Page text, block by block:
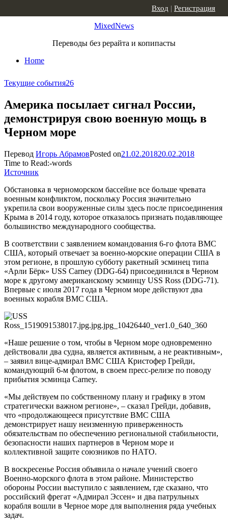
MixedNews
Переводы без рерайта и копипасты
Home
Вход | Регистрация
Текущие события26
Америка посылает сигнал России,
демонстрируя свою военную мощь в
Черном море
Перевод Игорь АбрамовPosted on21.02.201820.02.2018
Time to Read:-words
Источник
Обстановка в черноморском бассейне все больше чревата
военным конфликтом, поскольку Россия значительно
укрепила свои вооруженные силы здесь после присоединения
Крыма в 2014 году, которое отказалось признать подавляющее
большинство международного сообщества.
В соответствии с заявлением командования 6-го флота ВМС
США, который отвечает за военно-морские операции США в
этом регионе, в прошлую субботу ракетный эсминец типа
«Арли Бёрк» USS Carney (DDG-64) присоединился в Черном
море к другому американскому эсминцу USS Ross (DDG-71).
Впервые с июля 2017 года в Черном море действуют два
военных корабля ВМС США.
«Наше решение о том, чтобы в Черном море одновременно
действовали два судна, является активным, а не реактивным»,
– заявил вице-адмирал ВМС США Кристофер Грейди,
командующий 6-м флотом, в своем пресс-релизе по поводу
прибытия эсминца Carney.
«Мы действуем по собственному плану и графику в этом
стратегически важном регионе», – сказал Грейди, добавив,
что «продолжающееся присутствие ВМС США
демонстрирует нашу неизменную приверженность
обязательствам по обеспечению региональной стабильности,
безопасности наших партнеров в Черном море и
коллективной защите союзников по НАТО.
В воскресенье Россия объявила о начале учений своего
Военно-морского флота в этом районе. Министерство
обороны России выступило с заявлением, где сказано, что
российский фрегат «Адмирал Эссен» и два патрульных
корабля вошли в Черное море для выполнения ряда учебных
задач.